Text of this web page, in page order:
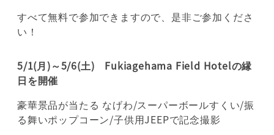
すべて無料で参加できますので、是非ご参加くださ
い！
5/1(月)～5/6(土) Fukiagehama Field Hotelの縁
日を開催
豪華景品が当たる なげわ/スーパーボールすくい/振
る舞いポップコーン/子供用JEEPで記念撮影